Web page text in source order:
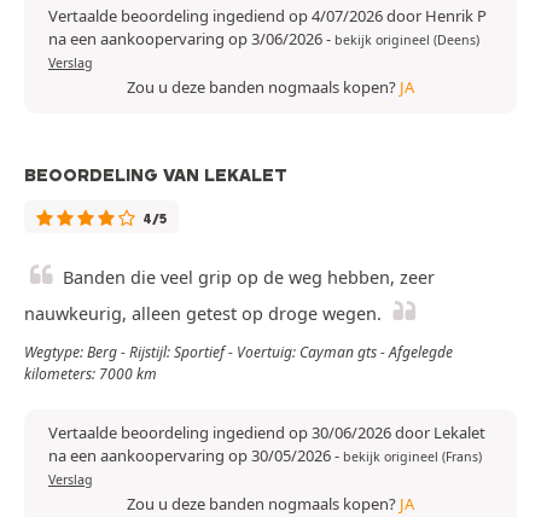
Vertaalde beoordeling ingediend op 4/07/2026 door Henrik P
na een aankoopervaring op 3/06/2026- bekijk origineel (Deens)
Verslag
Zou u deze banden nogmaals kopen? JA
BEOORDELING VAN LEKALET
4/5
Banden die veel grip op de weg hebben, zeer
nauwkeurig, alleen getest op droge wegen.
Wegtype: Berg - Rijstijl: Sportief - Voertuig: Cayman gts - Afgelegde
kilometers: 7000 km
Vertaalde beoordeling ingediend op 30/06/2026 door Lekalet
na een aankoopervaring op 30/05/2026- bekijk origineel (Frans)
Verslag
Zou u deze banden nogmaals kopen? JA